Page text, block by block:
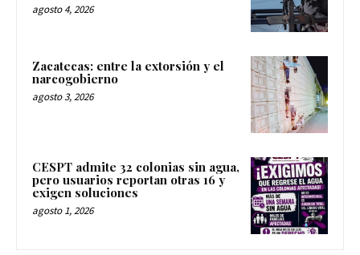
agosto 4, 2026
Zacatecas: entre la extorsión y el
narcogobierno
agosto 3, 2026
CESPT admite 32 colonias sin agua,
pero usuarios reportan otras 16 y
exigen soluciones
agosto 1, 2026